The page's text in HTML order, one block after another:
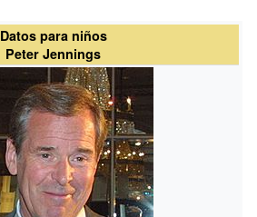
Datos para niños
Peter Jennings